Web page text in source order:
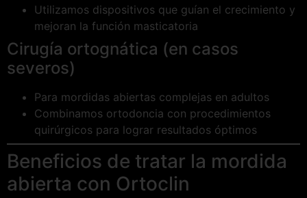
Utilizamos dispositivos que guían el crecimiento y
mejoran la función masticatoria
Cirugía ortognática (en casos
severos)
Para mordidas abiertas complejas en adultos
Combinamos ortodoncia con procedimientos
quirúrgicos para lograr resultados óptimos
Beneficios de tratar la mordida
abierta con Ortoclin